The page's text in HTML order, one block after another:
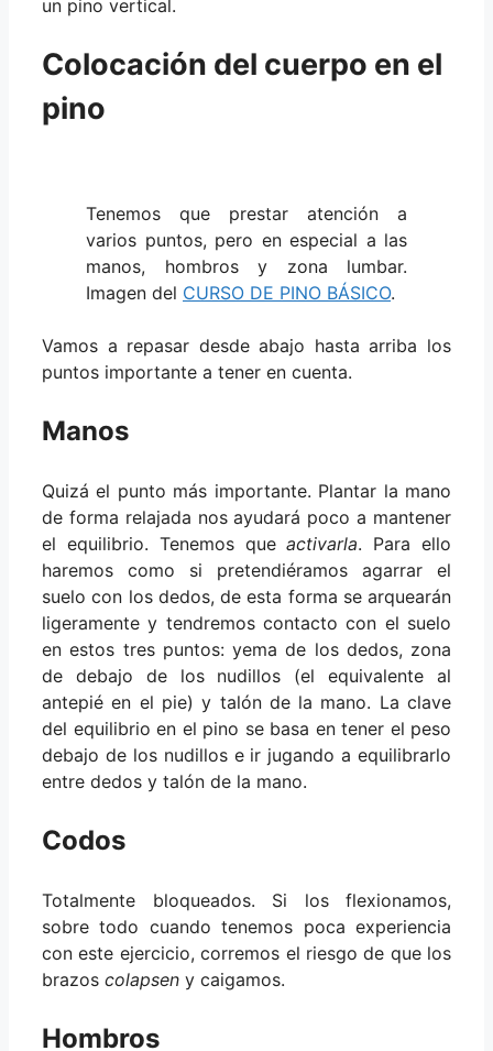
un pino vertical.
Colocación del cuerpo en el
pino
Tenemos que prestar atención a
varios puntos, pero en especial a las
manos, hombros y zona lumbar.
Imagen del CURSO DE PINO BÁSICO.
Vamos a repasar desde abajo hasta arriba los
puntos importante a tener en cuenta.
Manos
Quizá el punto más importante. Plantar la mano
de forma relajada nos ayudará poco a mantener
el equilibrio. Tenemos queactivarla. Para ello
haremos como si pretendiéramos agarrar el
suelo con los dedos, de esta forma se arquearán
ligeramente y tendremos contacto con el suelo
en estos tres puntos: yema de los dedos, zona
de debajo de los nudillos (el equivalente al
antepié en el pie) y talón de la mano. La clave
del equilibrio en el pino se basa en tener el peso
debajo de los nudillos e ir jugando a equilibrarlo
entre dedos y talón de la mano.
Codos
Totalmente bloqueados. Si los flexionamos,
sobre todo cuando tenemos poca experiencia
con este ejercicio, corremos el riesgo de que los
brazos colapsen y caigamos.
Hombros